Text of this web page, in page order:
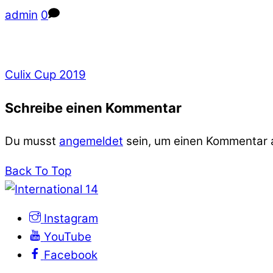
admin 0
Culix Cup 2019
Schreibe einen Kommentar
Du musst angemeldet sein, um einen Kommentar
Back To Top
Instagram
YouTube
Facebook